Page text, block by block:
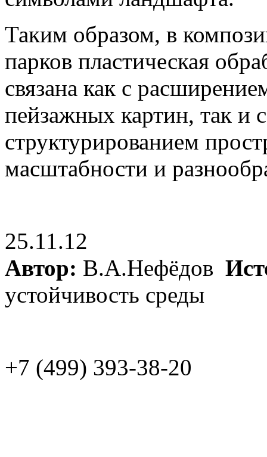
Таким образом, в
парков пластическая
связана как с
пейзажных картин, так и
структурированием
масштабности и
25.11.12
Автор: В.А.Нефёдов
устойчивость среды
+7 (499)